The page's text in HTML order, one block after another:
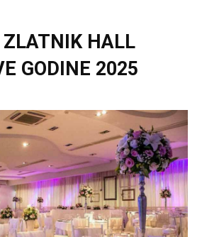
ZLATNIK HALL
GODINE 2025